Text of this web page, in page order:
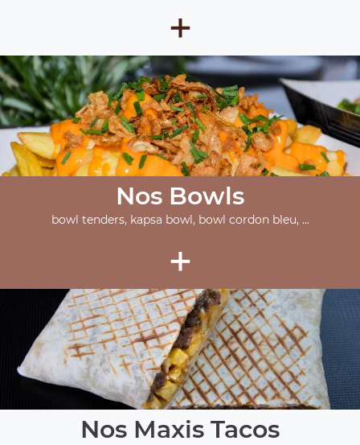
+
Nos Bowls
bowl tenders, kapsa bowl, bowl cordon bleu, ...
+
Nos Maxis Tacos